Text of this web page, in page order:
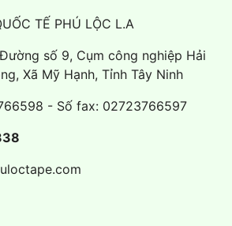
TẾ PHÚ LỘC L.A
số 9, Cụm công nghiệp Hải
Xã Mỹ Hạnh, Tỉnh Tây Ninh
- Số fax: 02723766597